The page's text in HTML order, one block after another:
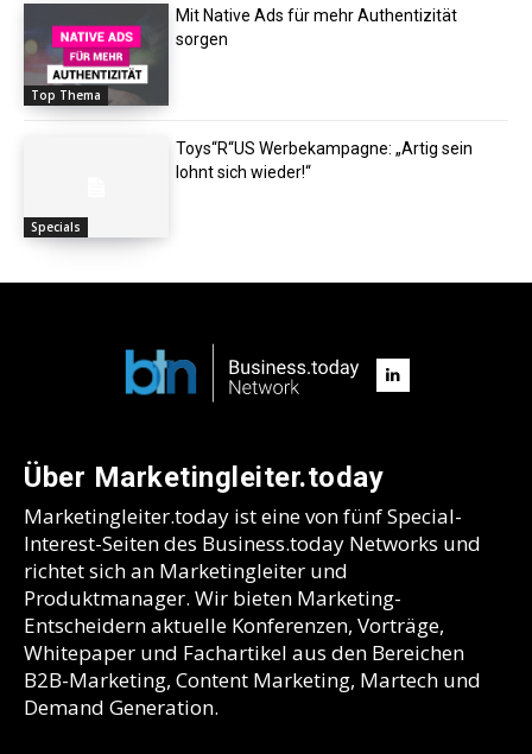
Top Thema
Mit Native Ads für mehr Authentizität
sorgen
Specials
Toys“R“US Werbekampagne: „Artig sein
lohnt sich wieder!“
Über Marketingleiter.today
Marketingleiter.today ist eine von fünf Special-
Interest-Seiten des Business.today Networks und
richtet sich an Marketingleiter und
Produktmanager. Wir bieten Marketing-
Entscheidern aktuelle Konferenzen, Vorträge,
Whitepaper und Fachartikel aus den Bereichen
B2B-Marketing, Content Marketing, Martech und
Demand Generation.